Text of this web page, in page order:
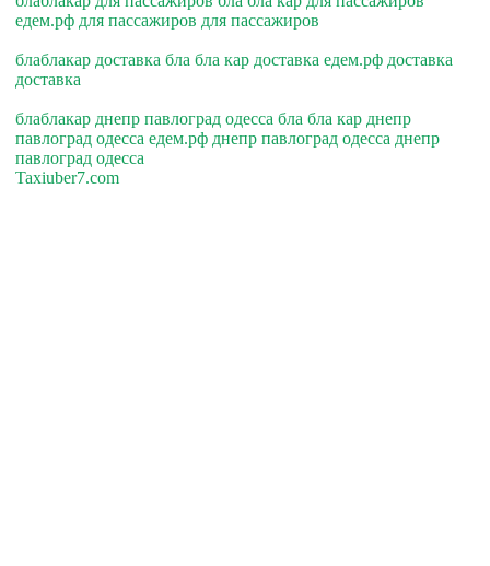
едем.рф для пассажиров для пассажиров
блаблакар доставка бла бла кар доставка едем.рф доставка
доставка
блаблакар днепр павлоград одесса бла бла кар днепр
павлоград одесса едем.рф днепр павлоград одесса днепр
павлоград одесса
Taxiuber7.com